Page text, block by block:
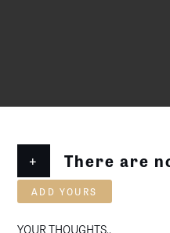
+ There are
ADD YOURS